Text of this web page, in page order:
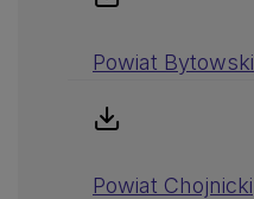
Powiat Bytowski
Powiat Chojnicki